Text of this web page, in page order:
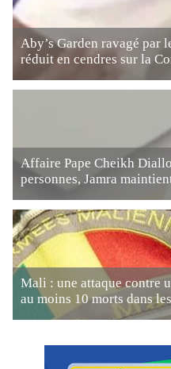
Aby’s Garden ravagé par
réduit en cendres sur la
Affaire Pape Cheikh
personnes, Jamra
Mali : une attaque contre
au moins 10 morts dans